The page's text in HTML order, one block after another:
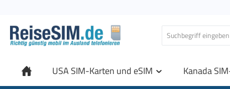
USA SIM-Karten und eSIM Kanada